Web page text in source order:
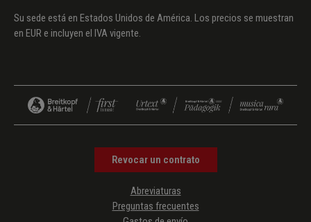
Su sede está en Estados Unidos de América. Los precios se muestran
en EUR e incluyen el IVA vigente.
Revocar un contrato
Abreviaturas
Preguntas frecuentes